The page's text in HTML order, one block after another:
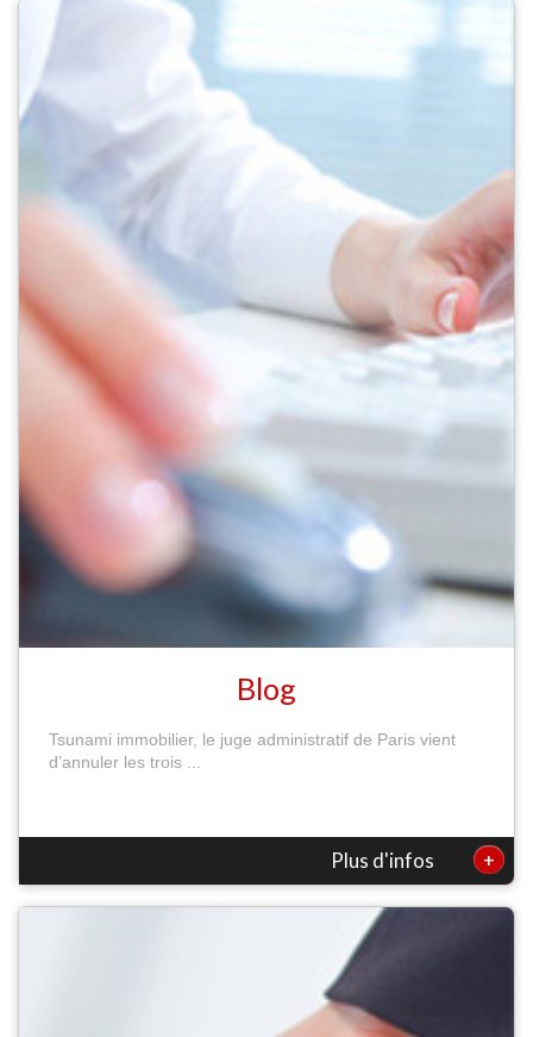
Blog
Tsunami immobilier, le juge administratif de Paris vient
d’annuler les trois ...
Plus d'infos +